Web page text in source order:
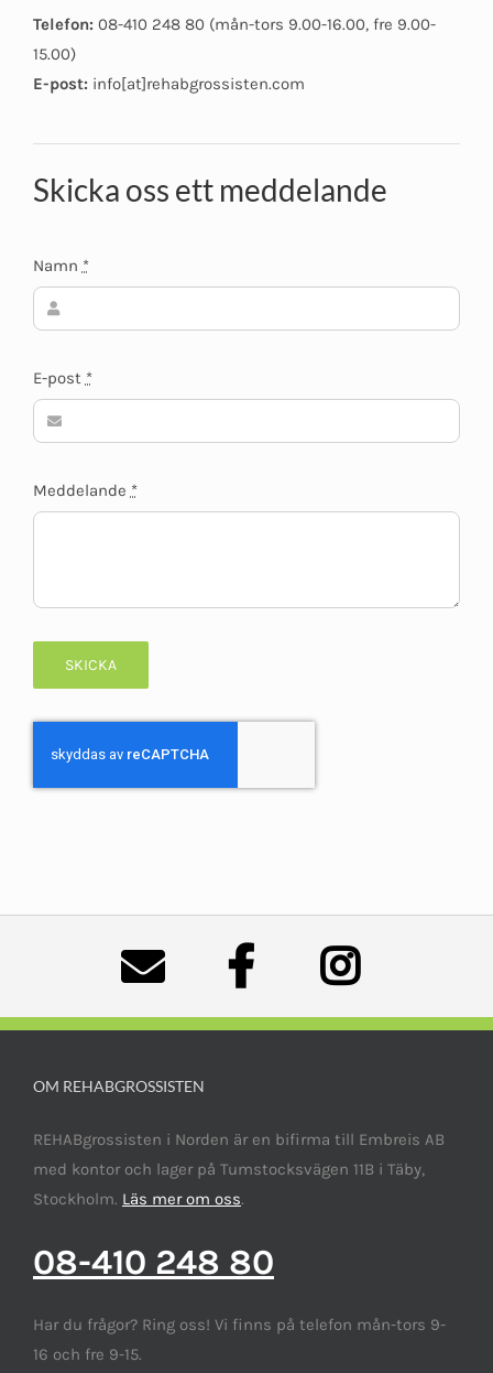
Telefon: 08-410 248 80 (mån-tors 9.00-16.00, fre 9.00-
15.00)
E-post: info[at]rehabgrossisten.com
Skicka oss ett meddelande
Namn *
E-post *
Meddelande *
SKICKA
OM REHABGROSSISTEN
REHABgrossisten i Norden är en bifirma till Embreis AB
med kontor och lager på Tumstocksvägen 11B i Täby,
Stockholm. Läs mer om oss.
08-410 248 80
Har du frågor? Ring oss! Vi finns på telefon mån-tors 9-
16 och fre 9-15.